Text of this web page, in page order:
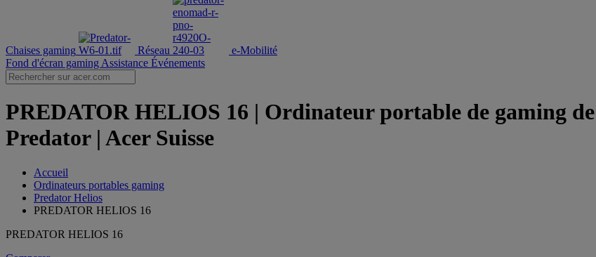
Chaises gaming Réseau
e-Mobilité
Fond d'écran gaming Assistance Événements
PREDATOR HELIOS 16 | Ordinateur portable de gaming
Predator | Acer Suisse
Accueil
Ordinateurs portables gaming
Predator Helios
PREDATOR HELIOS 16
PREDATOR HELIOS 16